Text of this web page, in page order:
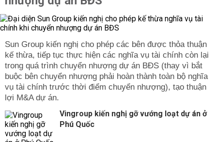
Sun Group kiến nghị cho phép các bên được thỏa thuận
kế thừa, tiếp tục thực hiện các nghĩa vụ tài chính còn lại
trong quá trình chuyển nhượng dự án BĐS (thay vì bắt
buộc bên chuyển nhượng phải hoàn thành toàn bộ nghĩa
vụ tài chính trước thời điểm chuyển nhượng), tạo thuận
lợi M&A dự án.
Vingroup kiến nghị gỡ vướng loạt dự án ở
Phú Quốc